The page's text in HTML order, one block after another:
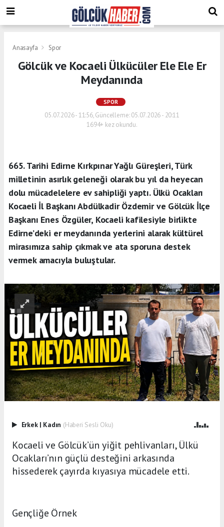
Anasayfa Spor
Gölcük ve Kocaeli Ülkücüler Ele Ele Er
Meydanında
SPOR
05.07.2026 - 11:56, Güncelleme: 05.07.2026 - 20:11
1694+ kez okundu.
665. Tarihi Edirne Kırkpınar Yağlı Güreşleri, Türk
milletinin asırlık geleneği olarak bu yıl da heyecan
dolu mücadelelere ev sahipliği yaptı. Ülkü Ocakları
Kocaeli İl Başkanı Abdülkadir Özdemir ve Gölcük İlçe
Başkanı Enes Özgüler, Kocaeli kafilesiyle birlikte
Edirne’deki er meydanında yerlerini alarak kültürel
mirasımıza sahip çıkmak ve ata sporuna destek
vermek amacıyla buluştular.
Erkek | Kadın (Haberi Sesli Oku)
Kocaeli ve Gölcük’ün yiğit pehlivanları, Ülkü
Ocakları’nın güçlü desteğini arkasında
hissederek çayırda kıyasıya mücadele etti.
Gençliğe Örnek